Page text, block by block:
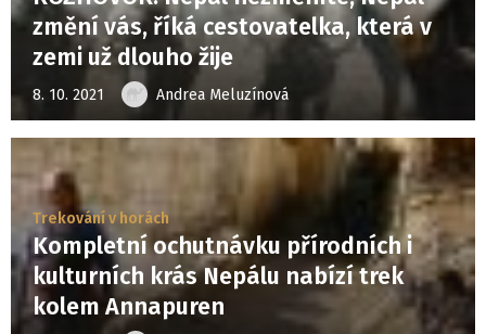
změní vás, říká cestovatelka, která v
zemi už dlouho žije
8. 10. 2021 Andrea Meluzínová
Trekování v horách
Kompletní ochutnávku přírodních i
kulturních krás Nepálu nabízí trek
kolem Annapuren